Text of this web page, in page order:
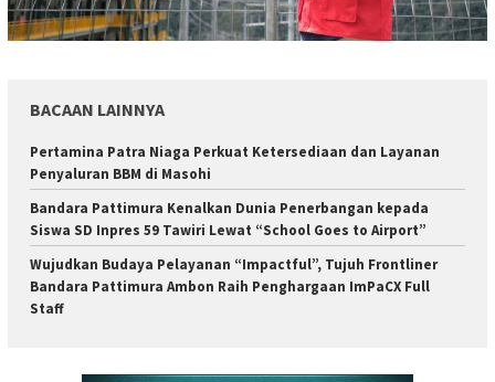
BACAAN LAINNYA
Pertamina Patra Niaga Perkuat Ketersediaan dan Layanan
Penyaluran BBM di Masohi
Bandara Pattimura Kenalkan Dunia Penerbangan kepada
Siswa SD Inpres 59 Tawiri Lewat “School Goes to Airport”
Wujudkan Budaya Pelayanan “Impactful”, Tujuh Frontliner
Bandara Pattimura Ambon Raih Penghargaan ImPaCX Full
Staff